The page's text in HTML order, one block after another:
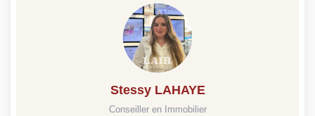
Stessy LAHAYE
Conseiller en Immobilier